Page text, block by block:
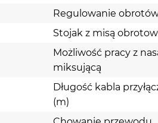
Regulowanie
Stojak z misą
Możliwość pracy z
miksującą
Długość kabla
(m)